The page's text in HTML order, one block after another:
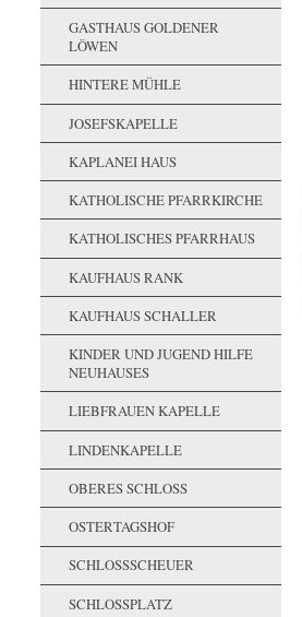
GASTHAUS GOLDENER
LÖWEN
HINTERE MÜHLE
JOSEFSKAPELLE
KAPLANEI HAUS
KATHOLISCHE PFARRKIRCHE
KATHOLISCHES PFARRHAUS
KAUFHAUS RANK
KAUFHAUS SCHALLER
KINDER UND JUGEND HILFE
NEUHAUSES
LIEBFRAUEN KAPELLE
LINDENKAPELLE
OBERES SCHLOSS
OSTERTAGSHOF
SCHLOSSSCHEUER
SCHLOSSPLATZ